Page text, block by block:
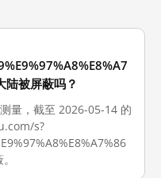
陆被屏蔽吗？
量，截至 2026-05-14 的
s?